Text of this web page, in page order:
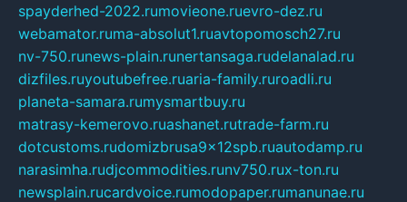
spayderhed-2022.rumovieone.ruevro-dez.ru
webamator.ruma-absolut1.ruavtopomosch27.ru
nv-750.runews-plain.runertansaga.rudelanalad.ru
dizfiles.ruyoutubefree.ruaria-family.ruroadli.ru
planeta-samara.rumysmartbuy.ru
matrasy-kemerovo.ruashanet.rutrade-farm.ru
dotcustoms.rudomizbrusa9x12spb.ruautodamp.ru
narasimha.rudjcommodities.runv750.rux-ton.ru
newsplain.rucardvoice.rumodopaper.rumanunae.ru